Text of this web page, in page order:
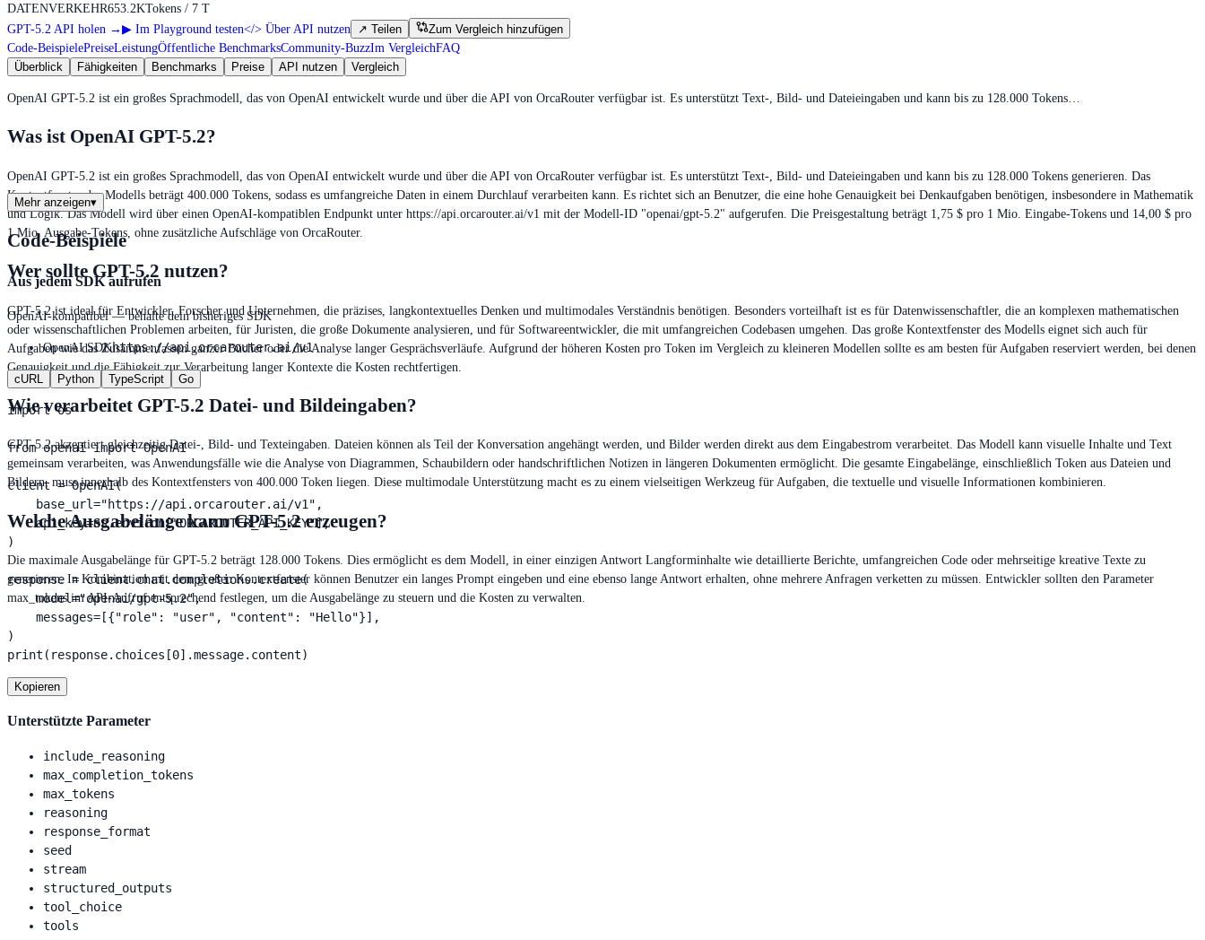
DATENVERKEHR653.2KTokens / 7 T
GPT-5.2 API holen → ▶ Im Playground testen</> Über API nutzen ↗ Teilen
Zum Vergleich hinzufügen
Code-BeispielePreiseLeistungÖffentliche BenchmarksCommunity-BuzzIm VergleichFAQ
Überblick
Fähigkeiten Benchmarks Preise API nutzen Vergleich
OpenAI GPT-5.2 ist ein großes Sprachmodell, das von OpenAI entwickelt wurde und über die API von OrcaRouter verfügbar ist. Es unterstützt Text-, Bild- und Dateieingaben und kann bis zu 128.000 Tokens…
Was ist OpenAI GPT-5.2?
OpenAI GPT-5.2 ist ein großes Sprachmodell, das von OpenAI entwickelt wurde und über die API von OrcaRouter verfügbar ist. Es unterstützt Text-, Bild- und Dateieingaben und kann bis zu 128.000 Tokens generieren. Das
Kontextfenster des Modells beträgt 400.000 Tokens, sodass es umfangreiche Daten in einem Durchlauf verarbeiten kann. Es richtet sich an Benutzer, die eine hohe Genauigkeit bei Denkaufgaben benötigen, insbesondere in Mathematik
und Logik. Das Modell wird über einen OpenAI-kompatiblen Endpunkt unter https://api.orcarouter.ai/v1 mit der Modell-ID "openai/gpt-5.2" aufgerufen. Die Preisgestaltung beträgt 1,75 $ pro 1 Mio. Eingabe-Tokens und 14,00 $ pro
1 Mio. Ausgabe-Tokens, ohne zusätzliche Aufschläge von OrcaRouter.
Wer sollte GPT-5.2 nutzen?
GPT-5.2 ist ideal für Entwickler, Forscher und Unternehmen, die präzises, langkontextuelles Denken und multimodales Verständnis benötigen. Besonders vorteilhaft ist es für Datenwissenschaftler, die an komplexen mathematischen
oder wissenschaftlichen Problemen arbeiten, für Juristen, die große Dokumente analysieren, und für Softwareentwickler, die mit umfangreichen Codebasen umgehen. Das große Kontextfenster des Modells eignet sich auch für
Aufgaben wie das Zusammenfassen ganzer Bücher oder die Analyse langer Gesprächsverläufe. Aufgrund der höheren Kosten pro Token im Vergleich zu kleineren Modellen sollte es am besten für Aufgaben reserviert werden, bei denen
Genauigkeit und die Fähigkeit zur Verarbeitung langer Kontexte die Kosten rechtfertigen.
Wie verarbeitet GPT-5.2 Datei- und Bildeingaben?
GPT-5.2 akzeptiert gleichzeitig Datei-, Bild- und Texteingaben. Dateien können als Teil der Konversation angehängt werden, und Bilder werden direkt aus dem Eingabestrom verarbeitet. Das Modell kann visuelle Inhalte und Text
gemeinsam verarbeiten, was Anwendungsfälle wie die Analyse von Diagrammen, Schaubildern oder handschriftlichen Notizen in längeren Dokumenten ermöglicht. Die gesamte Eingabelänge, einschließlich Token aus Dateien und
Bildern, muss innerhalb des Kontextfensters von 400.000 Token liegen. Diese multimodale Unterstützung macht es zu einem vielseitigen Werkzeug für Aufgaben, die textuelle und visuelle Informationen kombinieren.
Welche Ausgabelänge kann GPT-5.2 erzeugen?
Die maximale Ausgabelänge für GPT-5.2 beträgt 128.000 Tokens. Dies ermöglicht es dem Modell, in einer einzigen Antwort Langforminhalte wie detaillierte Berichte, umfangreichen Code oder mehrseitige kreative Texte zu
generieren. In Kombination mit dem großen Kontextfenster können Benutzer ein langes Prompt eingeben und eine ebenso lange Antwort erhalten, ohne mehrere Anfragen verketten zu müssen. Entwickler sollten den Parameter
max_tokens im API-Aufruf entsprechend festlegen, um die Ausgabelänge zu steuern und die Kosten zu verwalten.
Mehr anzeigen▾
Code-Beispiele
Aus jedem SDK aufrufen
OpenAI-kompatibel — behalte dein bisheriges SDK
OpenAI SDKhttps://api.orcarouter.ai/v1
cURL Python TypeScript Go
import os
from openai import OpenAI
client = OpenAI(
    base_url="https://api.orcarouter.ai/v1",
    api_key=os.environ["ORCAROUTER_API_KEY"],
)
response = client.chat.completions.create(
    model="openai/gpt-5.2",
    messages=[{"role": "user", "content": "Hello"}],
)
print(response.choices[0].message.content)
Kopieren
Unterstützte Parameter
include_reasoning
max_completion_tokens
max_tokens
reasoning
response_format
seed
stream
structured_outputs
tool_choice
tools